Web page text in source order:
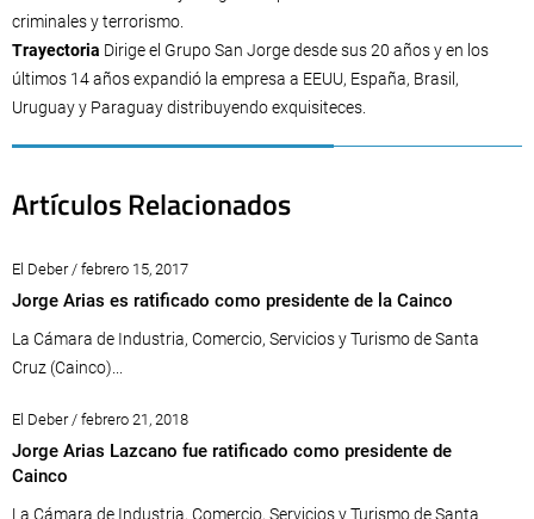
criminales y terrorismo.
Trayectoria Dirige el Grupo San Jorge desde sus 20 años y en los
últimos 14 años expandió la empresa a EEUU, España, Brasil,
Uruguay y Paraguay distribuyendo exquisiteces.
Artículos Relacionados
El Deber / febrero 15, 2017
Jorge Arias es ratificado como presidente de la Cainco
La Cámara de Industria, Comercio, Servicios y Turismo de Santa
Cruz (Cainco)...
El Deber / febrero 21, 2018
Jorge Arias Lazcano fue ratificado como presidente de
Cainco
La Cámara de Industria, Comercio, Servicios y Turismo de Santa